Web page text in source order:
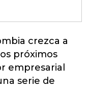
crezca a
próximos
empresarial
serie de